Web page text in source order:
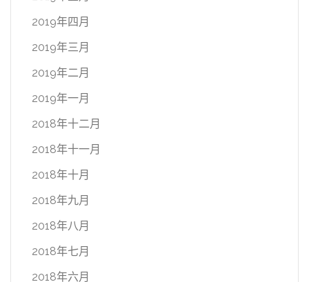
2019年四月
2019年三月
2019年二月
2019年一月
2018年十二月
2018年十一月
2018年十月
2018年九月
2018年八月
2018年七月
2018年六月